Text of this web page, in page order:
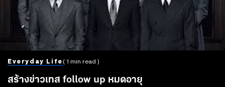
Everyday Life ( 1 min read )
สร้างข่าวเทส follow up หมดอายุ